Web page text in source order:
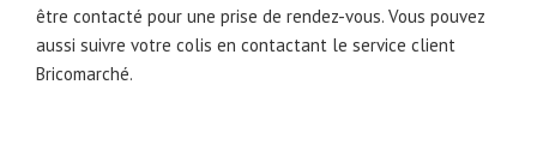
être contacté pour une prise de rendez-vous. Vous pouvez
aussi suivre votre colis en contactant le service client
Bricomarché.